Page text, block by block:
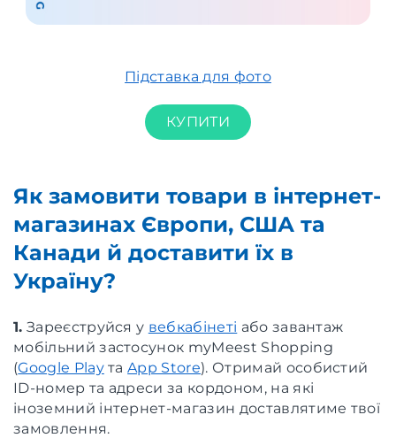
Підставка для фото
КУПИТИ
Як замовити товари в інтернет-
магазинах Європи, США та
Канади й доставити їх в
Україну?
1. Зареєструйся у вебкабінеті або завантаж
мобільний застосунок myMeest Shopping
(Google PlayтаApp Store). Отримай особистий
ID-номер та адреси за кордоном, на які
іноземний інтернет-магазин доставлятиме твої
замовлення.